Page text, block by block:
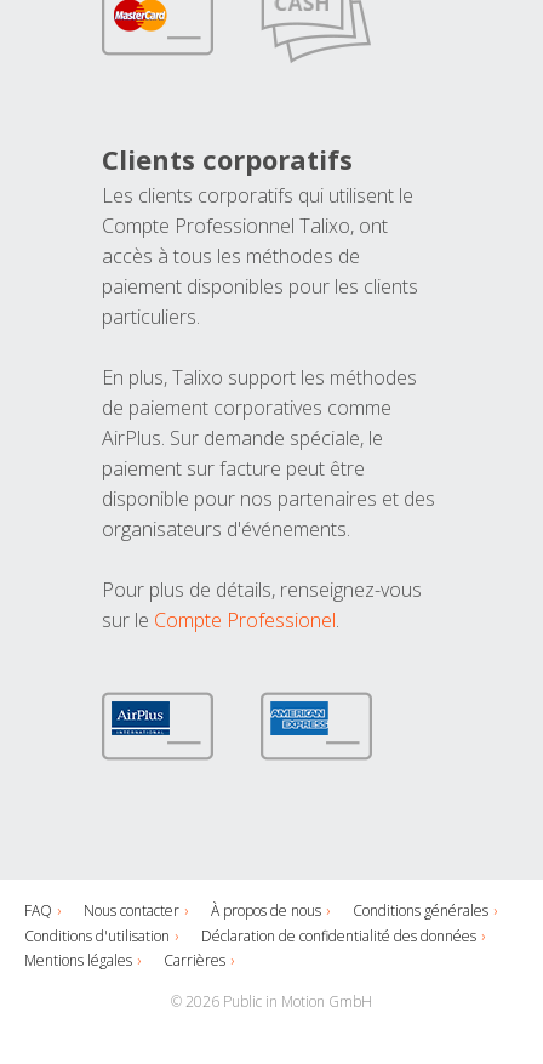
Clients corporatifs
Les clients corporatifs qui utilisent le
Compte Professionnel Talixo, ont
accès à tous les méthodes de
paiement disponibles pour les clients
particuliers.
En plus, Talixo support les méthodes
de paiement corporatives comme
AirPlus. Sur demande spéciale, le
paiement sur facture peut être
disponible pour nos partenaires et des
organisateurs d'événements.
Pour plus de détails, renseignez-vous
sur le Compte Professionel.
FAQ Nous contacter À propos de nous
Conditions générales
Conditions d'utilisation
Déclaration de confidentialité des données
Mentions légales
Carrières
© 2026 Public in Motion GmbH